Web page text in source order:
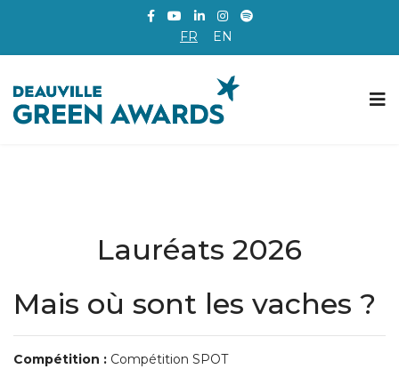
FR EN
Lauréats 2026
Mais où sont les vaches ?
Compétition : Compétition SPOT